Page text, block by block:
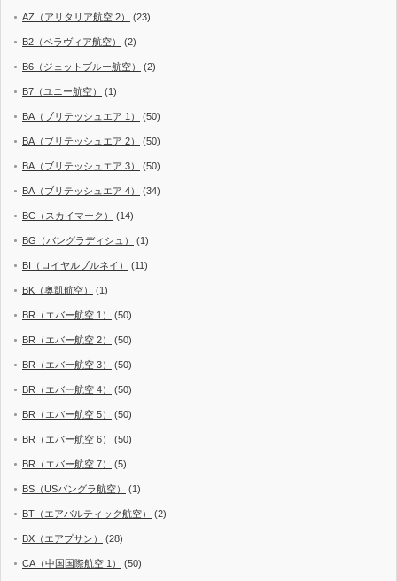
AZ（アリタリア航空 2） (23)
B2（ベラヴィア航空） (2)
B6（ジェットブルー航空） (2)
B7（ユニー航空） (1)
BA（ブリテッシュエア 1） (50)
BA（ブリテッシュエア 2） (50)
BA（ブリテッシュエア 3） (50)
BA（ブリテッシュエア 4） (34)
BC（スカイマーク） (14)
BG（バングラディシュ） (1)
BI（ロイヤルブルネイ） (11)
BK（奥凱航空） (1)
BR（エバー航空 1） (50)
BR（エバー航空 2） (50)
BR（エバー航空 3） (50)
BR（エバー航空 4） (50)
BR（エバー航空 5） (50)
BR（エバー航空 6） (50)
BR（エバー航空 7） (5)
BS（USバングラ航空） (1)
BT（エアバルティック航空） (2)
BX（エアプサン） (28)
CA（中国国際航空 1） (50)